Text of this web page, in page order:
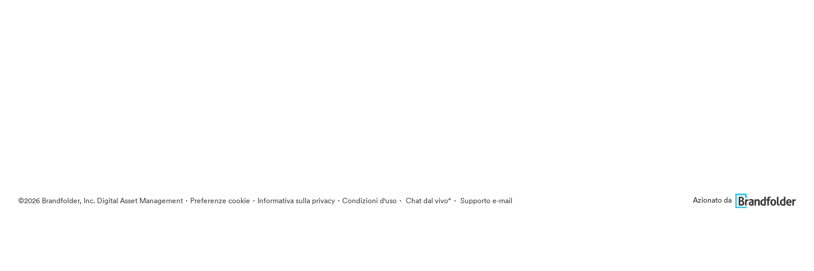
©2026 Brandfolder, Inc. Digital Asset Management · Preferenze cookie · Informativa sulla privacy · Condizioni d'uso · Chat dal vivo“ · Supporto e-mail Azionato da